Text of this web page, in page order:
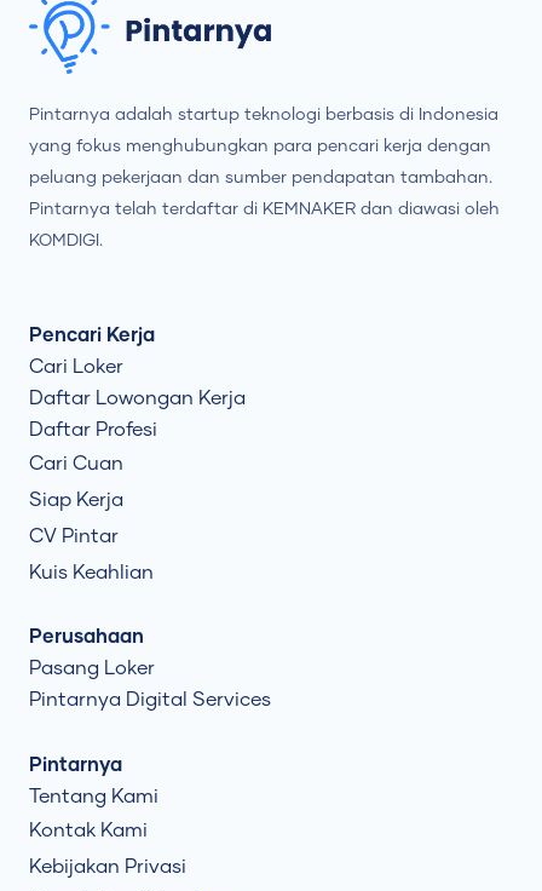
Pintarnya adalah startup teknologi berbasis di Indonesia
yang fokus menghubungkan para pencari kerja dengan
peluang pekerjaan dan sumber pendapatan tambahan.
Pintarnya telah terdaftar di KEMNAKER dan diawasi oleh
KOMDIGI.
Pencari Kerja
Cari Loker
Daftar Lowongan Kerja
Daftar Profesi
Cari Cuan
Siap Kerja
CV Pintar
Kuis Keahlian
Perusahaan
Pasang Loker
Pintarnya Digital Services
Pintarnya
Tentang Kami
Kontak Kami
Kebijakan Privasi